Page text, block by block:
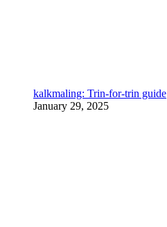
kalkmaling: Trin-for-trin guide
January 29, 2025